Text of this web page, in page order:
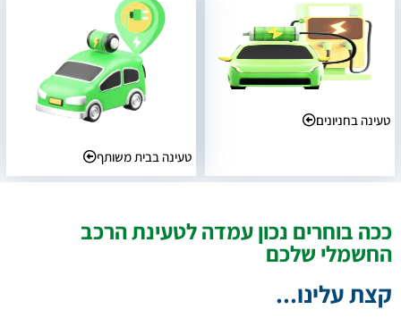
טעינה בחניונים
טעינה בבית משותף
ככה בוחרים נכון עמדה לטעינת הרכב
החשמלי שלכם
קצת עלינו...